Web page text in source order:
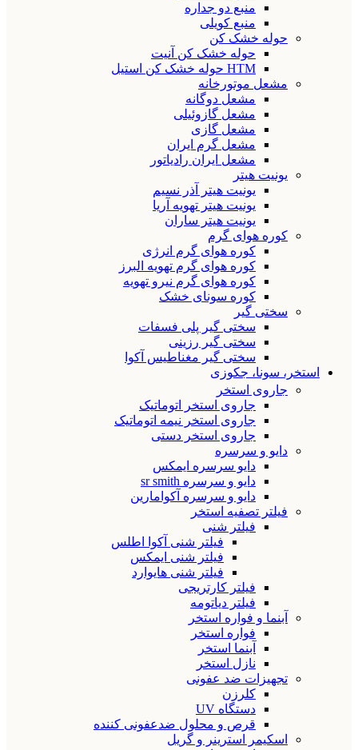
منبع دو جداره
منبع کویلی
حوله خشک کن
حوله خشک کن آنیت
HTM حوله خشک کن استیل
مشعل موتورخانه
مشعل دوگانه
مشعل گازوئیلی
مشعل گازی
مشعل گرم ایران
مشعل ایران رادیاتور
یونیت هیتر
یونیت هیتر آذر نسیم
یونیت هیتر تهویه آریا
یونیت هیتر ساران
کوره هوای گرم
کوره هوای گرم انرژی
کوره هوای گرم تهویه البرز
کوره هوای گرم نیرو تهویه
کوره سونای خشک
سختی گیر
سختی گیر پلی فسفات
سختی گیر رزینی
سختی گیر مغناطیس آکوا
استخر، سونا، جکوزی
جاروی استخر
جاروی استخر اتوماتیک
جاروی استخر نیمه اتوماتیک
جاروی استخر دستی
دایو و سرسره
دایو سرسره ایمکس
دایو و سرسره sr smith
دایو و سرسره آکوامارین
فیلتر تصفیه استخر
فیلتر شنی
فیلتر شنی آکوا اطلس
فیلتر شنی ایمکس
فیلتر شنی هایوارد
فیلتر کارتریجی
فیلتر دیاتومه
آبنما و فواره استخر
فواره استخر
آبنما استخر
نازل استخر
تجهیزات ضد عفونی
کلرزن
دستگاه UV
قرص و محلول ضدعفونی کننده
اسکیمر استرینر و گریل